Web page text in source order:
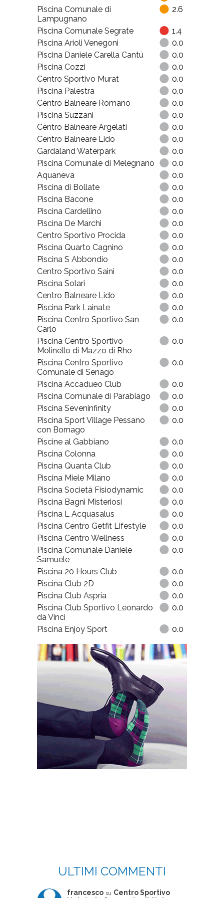
Piscina Comunale di
Lampugnano
2.6
Piscina Comunale Segrate
1.4
Piscina Arioli Venegoni
0.0
Piscina Daniele Carella Cantù
0.0
Piscina Cozzi
0.0
Centro Sportivo Murat
0.0
Piscina Palestra
0.0
Centro Balneare Romano
0.0
Piscina Suzzani
0.0
Centro Balneare Argelati
0.0
Centro Balneare Lido
0.0
Gardaland Waterpark
0.0
Piscina Comunale di Melegnano
0.0
Aquaneva
0.0
Piscina di Bollate
0.0
Piscina Bacone
0.0
Piscina Cardellino
0.0
Piscina De Marchi
0.0
Centro Sportivo Procida
0.0
Piscina Quarto Cagnino
0.0
Piscina S Abbondio
0.0
Centro Sportivo Saini
0.0
Piscina Solari
0.0
Centro Balneare Lido
0.0
Piscina Park Lainate
0.0
Piscina Centro Sportivo San
Carlo
0.0
Piscina Centro Sportivo
Molinello di Mazzo di Rho
0.0
Piscina Centro Sportivo
Comunale di Senago
0.0
Piscina Accadueo Club
0.0
Piscina Comunale di Parabiago
0.0
Piscina Seveninfinity
0.0
Piscina Sport Village Pessano
con Bornago
0.0
Piscine al Gabbiano
0.0
Piscina Colonna
0.0
Piscina Quanta Club
0.0
Piscina Miele Milano
0.0
Piscina Società Fisiodynamic
0.0
Piscina Bagni Misteriosi
0.0
Piscina L Acquasalus
0.0
Piscina Centro Getfit Lifestyle
0.0
Piscina Centro Wellness
0.0
Piscina Comunale Daniele
Samuele
0.0
Piscina 20 Hours Club
0.0
Piscina Club 2D
0.0
Piscina Club Aspria
0.0
Piscina Club Sportivo Leonardo
da Vinci
0.0
Piscina Enjoy Sport 0.0
ULTIMI COMMENTI
francesco su Centro Sportivo